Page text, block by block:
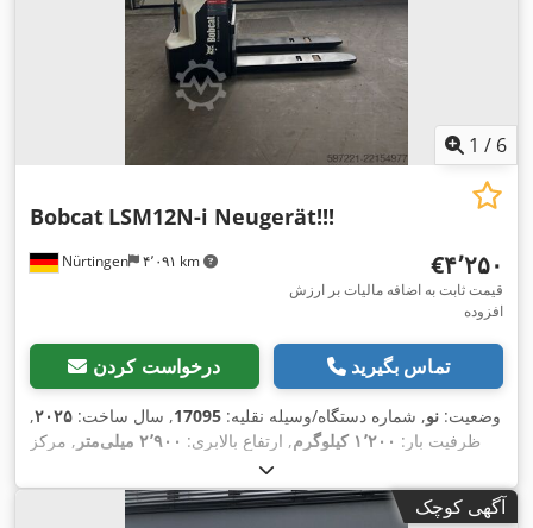
1 / 6
Nürtingen ۴٬۰۹۱ km
Bobcat LSM12N-i Neugerät!!!
‎€۴٬۲۵۰
قیمت ثابت به اضافه مالیات بر ارزش
افزوده
درخواست کردن تماس بگیرید
وضعیت: نو, شماره دستگاه/وسیله نقلیه: 17095, سال ساخت: ۲۰۲۵,
ظرفیت بار: ۱٬۲۰۰ کیلوگرم , ارتفاع بالابری: ۲٬۹۰۰ میلی‌متر
, مرکز
, نوع سوخت:
ارتفاع سازه:۱٬۹۷۰ میلی‌متر , ولتاژ باتری: ۲۴ V , طول شاخک‌ها:
۱٬۱۵۰ میلی‌متر
, وزن کل: , آگهی کوچک